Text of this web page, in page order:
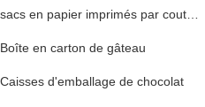
sacs en papier imprimés par coutume
Boîte en carton de gâteau
Caisses d'emballage de chocolat